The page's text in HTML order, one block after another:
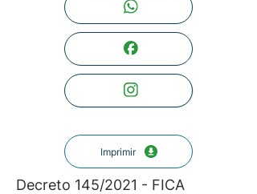
Imprimir
Decreto 145/2021 - FICA